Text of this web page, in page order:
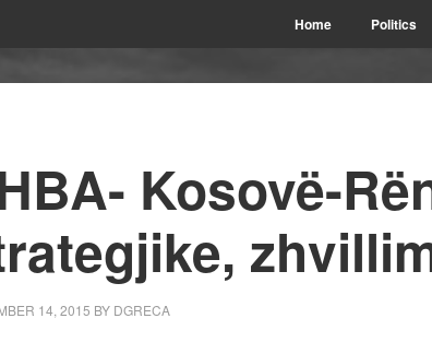
Home Politics
Kosovë-
14, 2015 BY DGRECA